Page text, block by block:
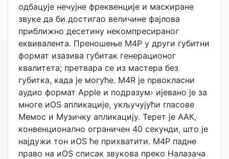
одбацује нечујне фреквенције и маскиране
звуке да би достигао величине фајлова
приближно десетину некомпресираног
еквивалента. Преношење М4Р у други губитни
формат изазива губитак генерационог
квалитета; претвара се из мастера без
губитка, када је могуће. M4R је првокласни
аудио формат Apple и подразум› ијевано је за
многе иOS апликације, укључујући гласове
Мемос и Музичку апликацију. Терет је ААК,
конвенционално ограничен 40 секунди, што је
најдужи тон иOS ће прихватити. М4Р падне
право на иOS списак звукова преко Налазача